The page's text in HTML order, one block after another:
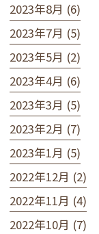
2023年8月 (6)
2023年7月 (5)
2023年5月 (2)
2023年4月 (6)
2023年3月 (5)
2023年2月 (7)
2023年1月 (5)
2022年12月 (2)
2022年11月 (4)
2022年10月 (7)